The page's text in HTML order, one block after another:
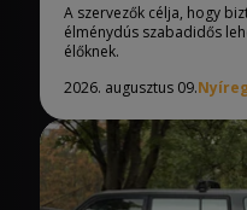
A szervezők célja, hogy
élménydús szabadidős
élőknek.
2026. augusztus 09.